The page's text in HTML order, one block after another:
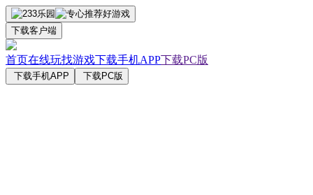
下载客户端
首页在线玩找游戏下载手机APP下载PC版
下载手机APP 下载PC版